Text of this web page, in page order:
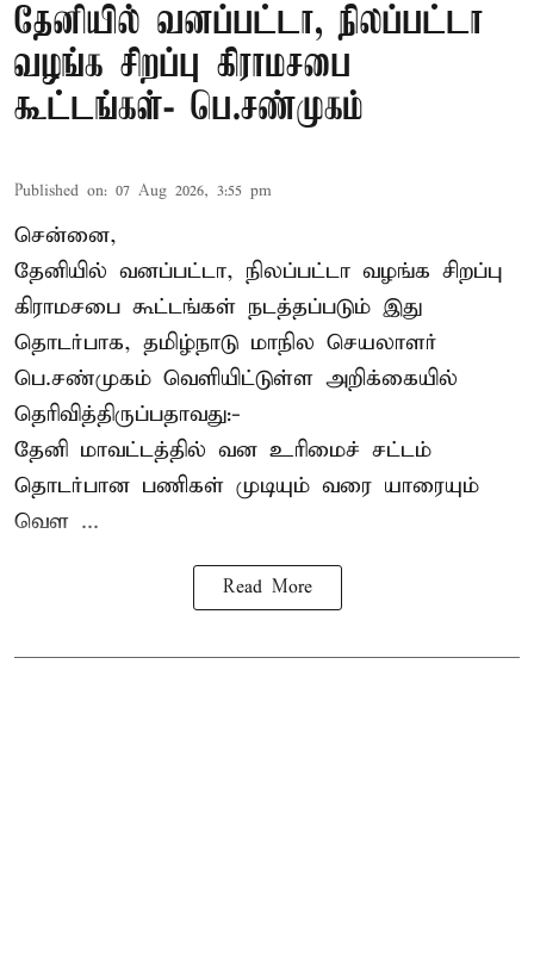
தேனியில் வனப்பட்டா, நிலப்பட்டா
வழங்க சிறப்பு கிராமசபை
கூட்டங்கள்- பெ.சண்முகம்
Published on: 07 Aug 2026, 3:55 pm
சென்னை,
தேனியில் வனப்பட்டா, நிலப்பட்டா வழங்க சிறப்பு
கிராமசபை கூட்டங்கள் நடத்தப்படும் இது
தொடர்பாக, தமிழ்நாடு மாநில செயலாளர்
பெ.சண்முகம் வெளியிட்டுள்ள அறிக்கையில்
தெரிவித்திருப்பதாவது:-
தேனி மாவட்டத்தில் வன உரிமைச் சட்டம்
தொடர்பான பணிகள் முடியும் வரை யாரையும்
வெள ...
Read More